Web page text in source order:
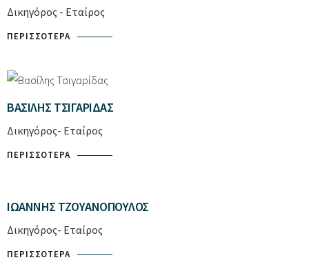
Δικηγόρος - Εταίρος
ΠΕΡΙΣΣΌΤΕΡΑ
ΒΑΣΊΛΗΣ ΤΣΙΓΑΡΊΔΑΣ
Δικηγόρος- Εταίρος
ΠΕΡΙΣΣΌΤΕΡΑ
ΙΩΆΝΝΗΣ ΤΖΟΥΑΝΌΠΟΥΛΟΣ
Δικηγόρος- Εταίρος
ΠΕΡΙΣΣΌΤΕΡΑ